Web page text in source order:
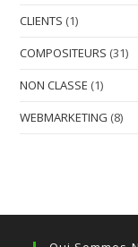
CLIENTS (1)
COMPOSITEURS (31)
NON CLASSE (1)
WEBMARKETING (8)